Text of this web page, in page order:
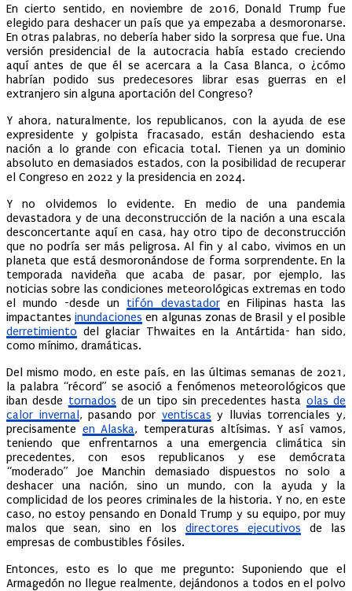
En cierto sentido, en noviembre de 2016, Donald Trump fue
elegido para deshacer un país que ya empezaba a desmoronarse.
En otras palabras, no debería haber sido la sorpresa que fue. Una
versión presidencial de la autocracia había estado creciendo
aquí antes de que él se acercara a la Casa Blanca, o ¿cómo
habrían podido sus predecesores librar esas guerras en el
extranjero sin alguna aportación del Congreso?
Y ahora, naturalmente, los republicanos, con la ayuda de ese
expresidente y golpista fracasado, están deshaciendo esta
nación a lo grande con eficacia total. Tienen ya un dominio
absoluto en demasiados estados, con la posibilidad de recuperar
el Congreso en 2022 y la presidencia en 2024.
Y no olvidemos lo evidente. En medio de una pandemia
devastadora y de una deconstrucción de la nación a una escala
desconcertante aquí en casa, hay otro tipo de deconstrucción
que no podría ser más peligrosa. Al fin y al cabo, vivimos en un
planeta que está desmoronándose de forma sorprendente. En la
temporada navideña que acaba de pasar, por ejemplo, las
noticias sobre las condiciones meteorológicas extremas en todo
el mundo -desde un tifón devastadoren Filipinas hasta las
impactantesinundaciones en algunas zonas de Brasil y el posible
derretimiento del glaciar Thwaites en la Antártida- han sido,
como mínimo, dramáticas.
Del mismo modo, en este país, en las últimas semanas de 2021,
la palabra “récord” se asoció a fenómenos meteorológicos que
iban desde tornados de un tipo sin precedentes hasta olas de
calor invernal, pasando por ventiscas y lluvias torrenciales y,
precisamente en Alaska, temperaturas altísimas. Y así vamos,
teniendo que enfrentarnos a una emergencia climática sin
precedentes, con esos republicanos y ese demócrata
“moderado” Joe Manchin demasiado dispuestos no solo a
deshacer una nación, sino un mundo, con la ayuda y la
complicidad de los peores criminales de la historia. Y no, en este
caso, no estoy pensando en Donald Trump y su equipo, por muy
malos que sean, sino en los directores ejecutivos de las
empresas de combustibles fósiles.
Entonces, esto es lo que me pregunto: Suponiendo que el
Armagedón no llegue realmente, dejándonos a todos en el polvo